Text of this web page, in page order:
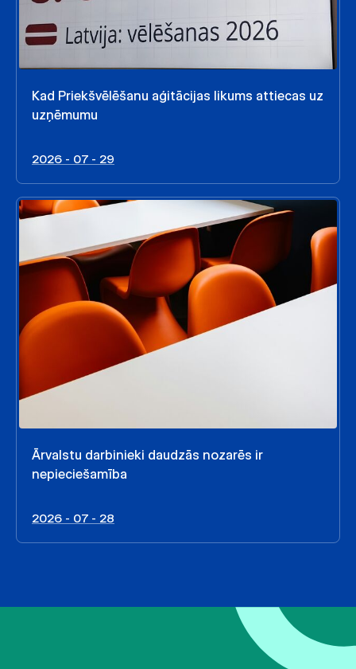
Kad Priekšvēlēšanu aģitācijas likums attiecas uz
uzņēmumu
2026 - 07 - 29
Ārvalstu darbinieki daudzās nozarēs ir
nepieciešamība
2026 - 07 - 28